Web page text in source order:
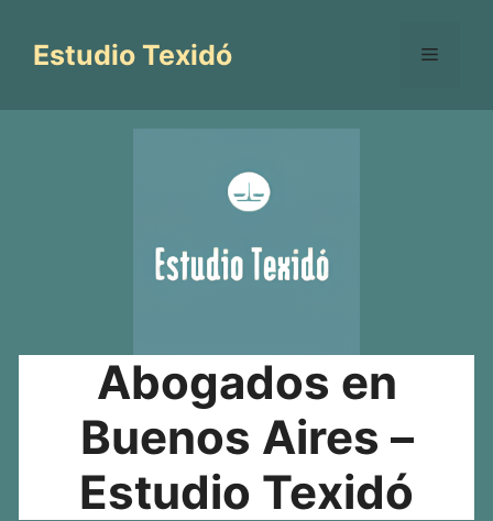
contenido
Estudio Texidó Menú
Abogados en
Buenos Aires –
Estudio Texidó